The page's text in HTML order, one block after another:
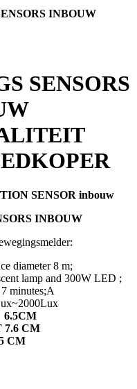
INBOUW
SENSORS
SENSOR inbouw
INBOUW
diameter 8 m;
lamp and 300W LED ;
minutes;A
CM
CM